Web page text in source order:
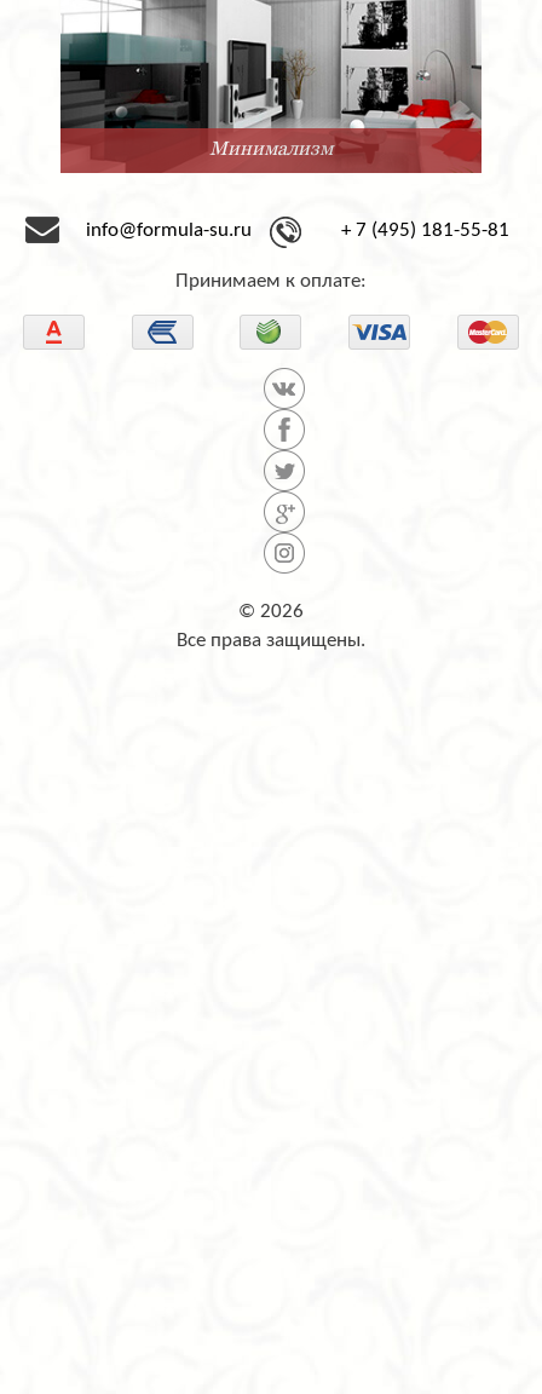
Минимализм
info@formula-su.ru + 7 (495) 181-55-81
Принимаем к оплате:
© 2026
Все права защищены.